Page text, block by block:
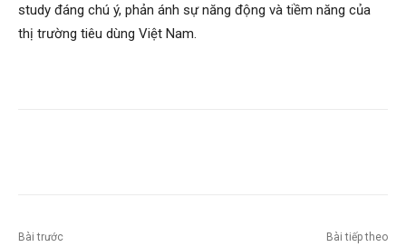
study đáng chú ý, phản ánh sự năng động và tiềm năng của
thị trường tiêu dùng Việt Nam.
Bài trước Bài tiếp theo